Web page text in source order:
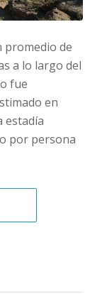
promedio de
a lo largo del
fue
en
estadía
por persona